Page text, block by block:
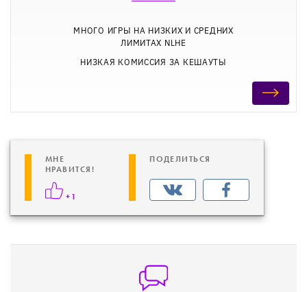
МНОГО ИГРЫ НА НИЗКИХ И СРЕДНИХ
ЛИМИТАХ NLHE
НИЗКАЯ КОМИССИЯ ЗА КЕШАУТЫ
МНЕ
НРАВИТСЯ!
+1
ПОДЕЛИТЬСЯ